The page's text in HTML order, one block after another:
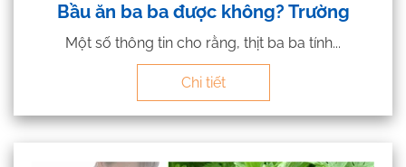
Bầu ăn ba ba được không? Trường
Một số thông tin cho rằng, thịt ba ba tính...
Chi tiết